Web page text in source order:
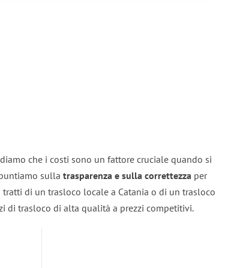
che i costi sono un fattore cruciale quando si
sulla trasparenza e sulla correttezza per
di un trasloco locale a Catania o di un trasloco
di trasloco di alta qualità a prezzi competitivi.